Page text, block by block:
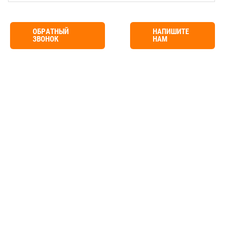
ОБРАТНЫЙ
ЗВОНОК
НАПИШИТЕ
НАМ